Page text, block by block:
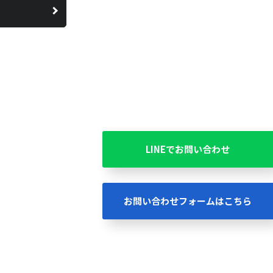
LINEでお問い合わせ
お問い合わせフォームはこちら